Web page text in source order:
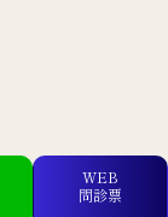
WEB
問診票